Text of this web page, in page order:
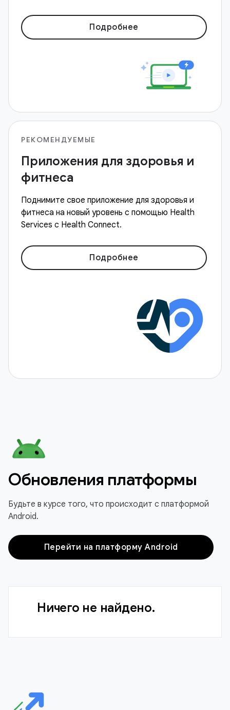
Подробнее
РЕКОМЕНДУЕМЫЕ
Приложения для здоровья и
фитнеса
Поднимите свое приложение для здоровья и
фитнеса на новый уровень с помощью Health
Services с Health Connect.
Подробнее
Обновления платформы
Будьте в курсе того, что происходит с платформой
Android.
Перейти на платформу Android
Ничего не найдено.